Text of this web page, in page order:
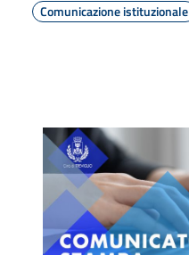
Comunicazione istituzionale